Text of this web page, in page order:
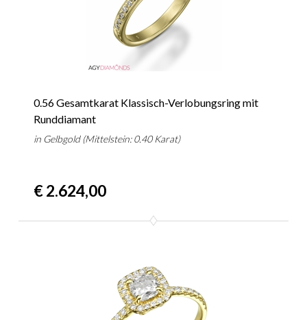
0.56 Gesamtkarat Klassisch-Verlobungsring mit
Runddiamant
in Gelbgold (Mittelstein: 0.40 Karat)
€ 2.624,00